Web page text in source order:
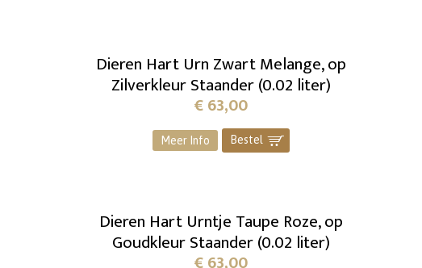
Dieren Hart Urn Zwart Melange, op
Zilverkleur Staander (0.02 liter)
€63,00
Meer Info Bestel ]
Dieren Hart Urntje Taupe Roze, op
Goudkleur Staander (0.02 liter)